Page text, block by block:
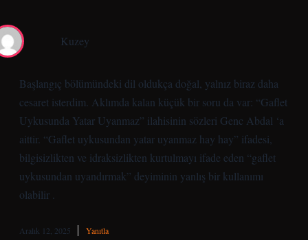
Kuzey
Başlangıç bölümündeki dil oldukça doğal, yalnız biraz daha
cesaret isterdim. Aklımda kalan küçük bir soru da var: “Gaflet
Uykusunda Yatar Uyanmaz” ilahisinin sözleri Genc Abdal ‘a
aittir. “Gaflet uykusundan yatar uyanmaz hay hay” ifadesi,
bilgisizlikten ve idraksizlikten kurtulmayı ifade eden “gaflet
uykusundan uyandırmak” deyiminin yanlış bir kullanımı
olabilir .
Aralık 12, 2025 Yanıtla